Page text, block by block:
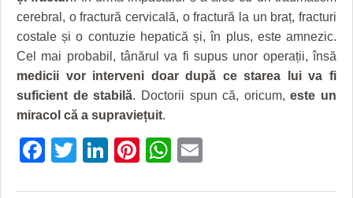
HARTA TIMIŞOAREI
LICEE, ŞCOLI ŞI GRĂDINIŢE DIN TIMIŞ
PRIMĂRIILE DIN TIMIŞ
SFATUL MEDICULUI
SFATURI JURIDICE
cerebral, o fractură cervicală, o fractură la un braț, fracturi
costale și o contuzie hepatică și, în plus, este amnezic.
Cel mai probabil, tânărul va fi supus unor operații, însă
medicii vor interveni doar după ce starea lui va fi
suficient de stabilă. Doctorii spun că, oricum,este un
miracol că a supraviețuit.
Facebook
Twitter
LinkedIn
Pinterest
WhatsApp